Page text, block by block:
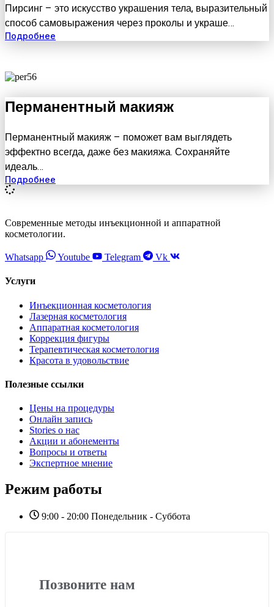
Пирсинг – это искусство украшения тела, выразительный
способ самовыражения через проколы и украше…
Подробнее
Перманентный макияж
Перманентный макияж – поможет вам выглядеть
эффектно всегда, даже без макияжа. Сохраняйте
идеаль…
Подробнее
Современные методы инъекционной и аппаратной
косметологии.
Whatsapp Youtube Telegram Vk
Услуги
Инъекционная косметология
Лазерная косметология
Аппаратная косметология
Коррекция фигуры
Терапевтическая косметология
Красота в удовольствие
Полезные ссылки
Цены на процедуры
Онлайн запись
Stories о нас
Акции и абонементы
Вопросы и ответы
Экспертное мнение
Режим работы
9:00 - 20:00 Понедельник - Суббота
Позвоните нам